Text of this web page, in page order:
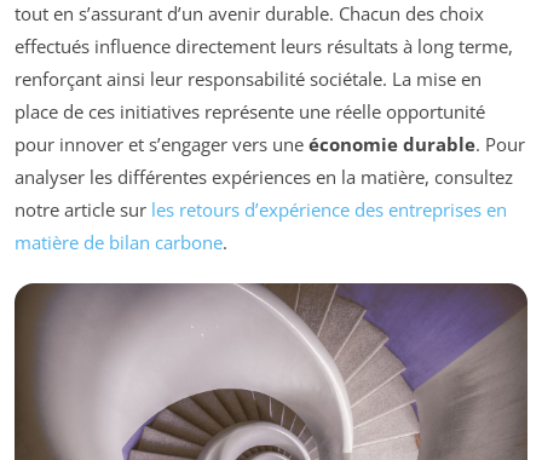
tout en s’assurant d’un avenir durable. Chacun des choix
effectués influence directement leurs résultats à long terme,
renforçant ainsi leur responsabilité sociétale. La mise en
place de ces initiatives représente une réelle opportunité
pour innover et s’engager vers une économie durable. Pour
analyser les différentes expériences en la matière, consultez
notre article sur les retours d’expérience des entreprises en
matière de bilan carbone.